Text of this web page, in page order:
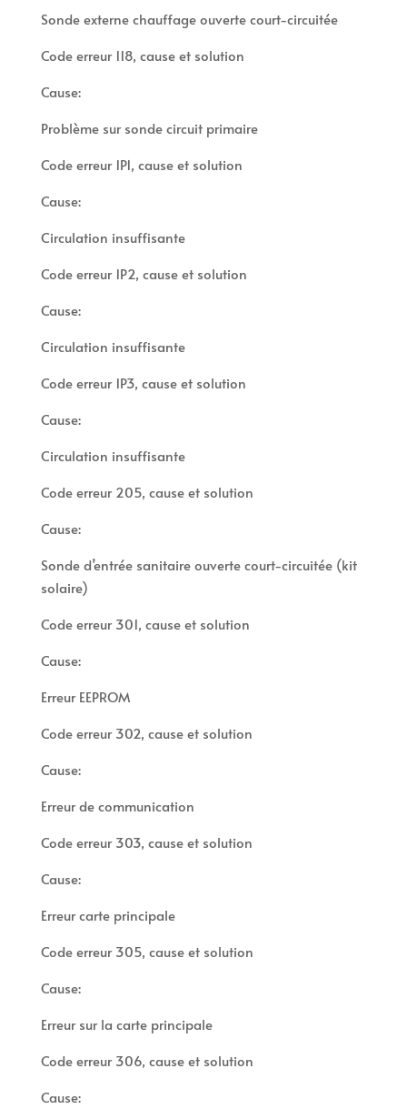
Sonde externe chauffage ouverte court-circuitée
Code erreur 118, cause et solution
Cause:
Problème sur sonde circuit primaire
Code erreur 1P1, cause et solution
Cause:
Circulation insuffisante
Code erreur 1P2, cause et solution
Cause:
Circulation insuffisante
Code erreur 1P3, cause et solution
Cause:
Circulation insuffisante
Code erreur 205, cause et solution
Cause:
Sonde d’entrée sanitaire ouverte court-circuitée (kit
solaire)
Code erreur 301, cause et solution
Cause:
Erreur EEPROM
Code erreur 302, cause et solution
Cause:
Erreur de communication
Code erreur 303, cause et solution
Cause:
Erreur carte principale
Code erreur 305, cause et solution
Cause:
Erreur sur la carte principale
Code erreur 306, cause et solution
Cause: